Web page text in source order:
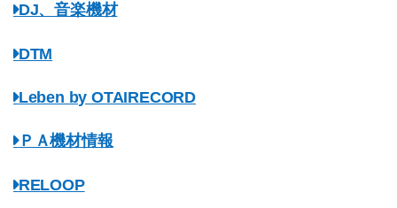
DJ、音楽機材
DTM
Leben by OTAIRECORD
ＰＡ機材情報
RELOOP